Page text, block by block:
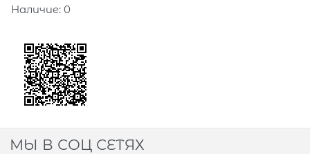
Наличие: 0
МЫ В СОЦ СЕТЯХ